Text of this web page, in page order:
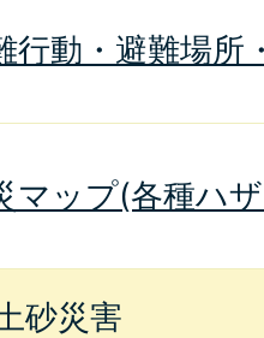
行動・避難場所
マップ(各種ハ
砂災害